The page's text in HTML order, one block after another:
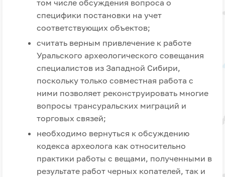
том числе обсуждения вопроса о
специфики постановки на учет
соответствующих объектов;
считать верным привлечение к работе
Уральского археологического совещания
специалистов из Западной Сибири,
поскольку только совместная работа с
ними позволяет реконструировать многие
вопросы трансуральских миграций и
торговых связей;
необходимо вернуться к обсуждению
кодекса археолога как относительно
практики работы с вещами, полученными в
результате работ черных копателей, так и